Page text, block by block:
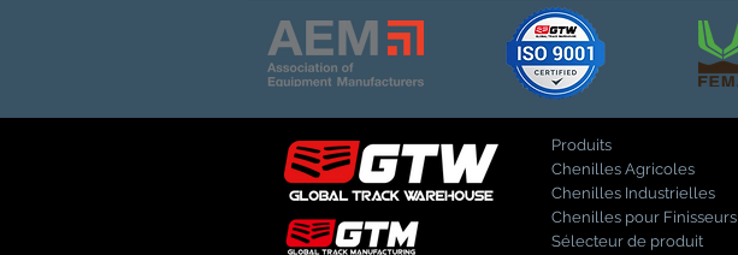
Produits
Chenilles Agricoles
Chenilles Industrielles
Chenilles pour Finisseurs
Sélecteur de produit